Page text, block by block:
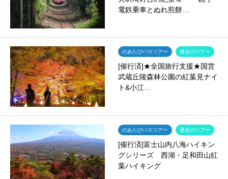
電鉄乗車とぬれ煎餅…
のあたびバスツアー 過去のツアー
[催行済]★全国旅行支援★国営
武蔵丘陵森林公園の紅葉見ナイ
ト&小江…
のあたびバスツアー 過去のツアー
[催行済]富士山内八海ハイキン
グシリーズ 西湖・足和田山紅
葉ハイキング